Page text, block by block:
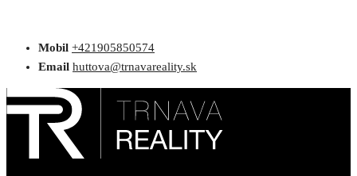
Mobil +421905850574
Email huttova@trnavareality.sk